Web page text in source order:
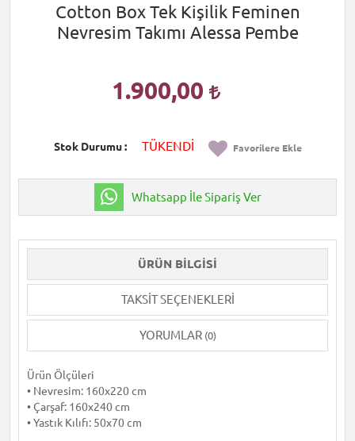
Cotton Box Tek Kişilik Feminen
Nevresim Takımı Alessa Pembe
1.900,00
Stok Durumu TÜKENDİ Favorilere Ekle
Whatsapp İle Sipariş Ver
ÜRÜN BILGISI
TAKSIT SEÇENEKLERI
YORUMLAR (0)
Ürün Ölçüleri
• Nevresim: 160x220 cm
• Çarşaf: 160x240 cm
• Yastık Kılıfı: 50x70 cm